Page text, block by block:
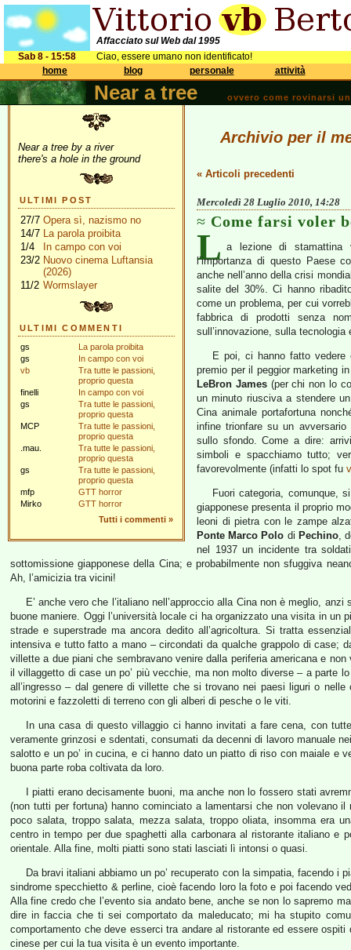
Affacciato sul Web dal 1995
Sab 8 - 15:58
Ciao, essere umano non identificato!
home
blog personale attività
Near a tree ovvero come rovinarsi
Near a tree by a river
there's a hole in the ground
ULTIMI POST
27/7 Opera sì, nazismo no
14/7 La parola proibita
1/4
In campo con voi
23/2 Nuovo cinema Luftansia
(2026)
11/2 Wormslayer
ULTIMI COMMENTI
gs
La parola proibita
gs
In campo con voi
vb
Tra tutte le passioni,
proprio questa
finelli
In campo con voi
gs
Tra tutte le passioni,
proprio questa
MCP
Tra tutte le passioni,
proprio questa
.mau.
Tra tutte le passioni,
proprio questa
gs
Tra tutte le passioni,
proprio questa
mfp
GTT horror
Mirko
GTT horror
Tutti i commenti »
Archivio per il
« Articoli precedenti
Mercoledì 28 Luglio 2010, 14:28
Come farsi voler
L a lezione di
l’importanza di questo Paese
anche nell’anno della crisi
salite del 30%. Ci hanno
come un problema, per cui
fabbrica di prodotti senza
sull’innovazione, sulla tecnologia
E poi, ci hanno fatto vedere
premio per il peggior marketing
LeBron James(per chi non lo
un minuto riusciva a stendere
Cina animale portafortuna
infine trionfare su un
sullo sfondo. Come a dire:
simboli e spacchiamo tutto;
favorevolmente (infatti lo spot fu
Fuori categoria, comunque,
giapponese presenta il proprio
leoni di pietra con le zampe
Ponte Marco Polo di Pechino,
nel 1937 un incidente tra
sottomissione giapponese della Cina; e probabilmente non sfuggiva
Ah, l’amicizia tra vicini!
E’ anche vero che l’italiano nell’approccio alla Cina non è meglio,
buone maniere. Oggi l’università locale ci ha organizzato una visita in
strade e superstrade ma ancora dedito all’agricoltura. Si tratta
intensiva e tutto fatto a mano – circondati da qualche grappolo di case;
villette a due piani che sembravano venire dalla periferia americana e
il villaggetto di case un po’ più vecchie, ma non molto diverse – a parte
all’ingresso – dal genere di villette che si trovano nei paesi liguri o
motorini e fazzoletti di terreno con gli alberi di pesche o le viti.
In una casa di questo villaggio ci hanno invitati a fare cena, con
veramente grinzosi e sdentati, consumati da decenni di lavoro manuale
salotto e un po’ in cucina, e ci hanno dato un piatto di riso con maiale e
buona parte roba coltivata da loro.
I piatti erano decisamente buoni, ma anche non lo fossero stati
(non tutti per fortuna) hanno cominciato a lamentarsi che non volevano
poco salata, troppo salata, mezza salata, troppo oliata, insomma era
centro in tempo per due spaghetti alla carbonara al ristorante italiano e
orientale. Alla fine, molti piatti sono stati lasciati lì intonsi o quasi.
Da bravi italiani abbiamo un po’ recuperato con la simpatia, facendo i
sindrome specchietto & perline, cioè facendo loro la foto e poi facendo
Alla fine credo che l’evento sia andato bene, anche se non lo sapremo
dire in faccia che ti sei comportato da maleducato; mi ha stupito
comportamento che deve esserci tra andare al ristorante ed essere
cinese per cui la tua visita è un evento importante.